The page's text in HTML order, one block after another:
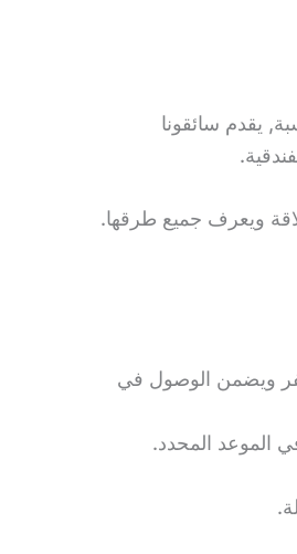
بأسعار مناسبة, يقدم سائقونا
ويعرف جميع طرقها.
ويضمن الوصول في
الموعد المحدد.